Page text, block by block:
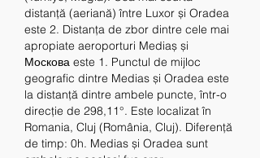
distanță (aeriană) între Luxor și Oradea
este 2. Distanța de zbor dintre cele mai
apropiate aeroporturi Mediaș și
Москова este 1. Punctul de mijloc
geografic dintre Medias și Oradea este
la distanță dintre ambele puncte, într-o
direcție de 298,11°. Este localizat în
Romania, Cluj (România, Cluj). Diferență
de timp: 0h. Medias și Oradea sunt